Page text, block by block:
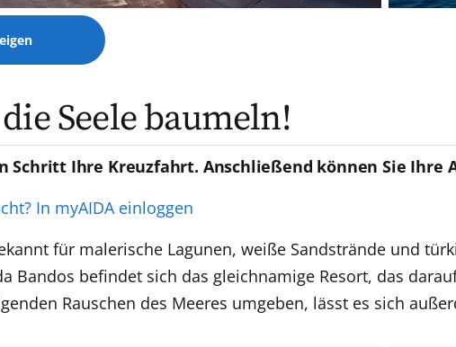
Seele baumeln!
Schritt Ihre Kreuzfahrt. Anschließend können Sie Ihre
In myAIDA einloggen
für malerische Lagunen, weiße Sandstrände und
Bandos befindet sich das gleichnamige Resort, das
Rauschen des Meeres umgeben, lässt es sich